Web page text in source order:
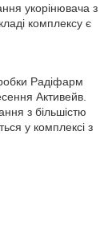
укорінювача з
комплексу є
Радіфарм
Активейв.
з більшістю
у комплексі з